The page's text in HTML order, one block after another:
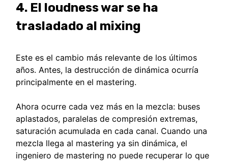
4. El loudness war se ha
trasladado al mixing
Este es el cambio más relevante de los últimos
años. Antes, la destrucción de dinámica ocurría
principalmente en el mastering.
Ahora ocurre cada vez más en la mezcla: buses
aplastados, paralelas de compresión extremas,
saturación acumulada en cada canal. Cuando una
mezcla llega al mastering ya sin dinámica, el
ingeniero de mastering no puede recuperar lo que